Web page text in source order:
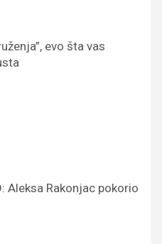
evo šta vas
Aleksa Rakonjac pokorio